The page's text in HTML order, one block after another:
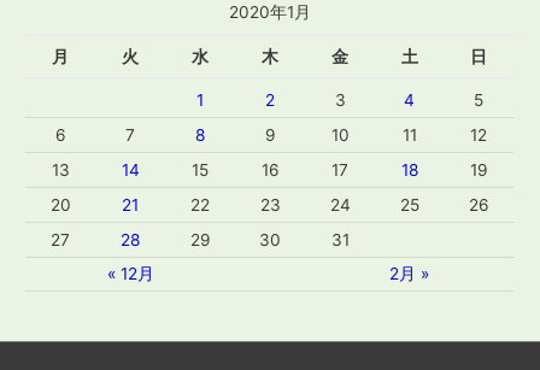
2020年1月
月 火 水 木 金 土 日
« 12月 2月 »
1 2 3 4
5
6
7 8 9 10 11
12
13
14 15 16 17 18
19
20
21 22 23 24 25
26
27
28 29 30 31